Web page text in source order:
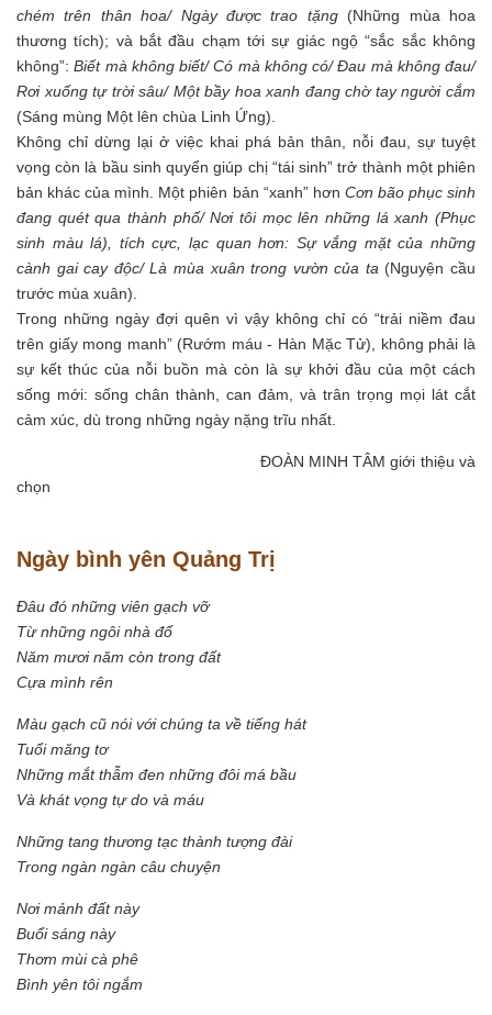
chém trên thân hoa/ Ngày được trao tặng (Những mùa hoa
thương tích); và bắt đầu chạm tới sự giác ngộ “sắc sắc không
không”:Biết mà không biết/ Có mà không có/ Đau mà không đau/
Rơi xuống tự trời sâu/ Một bầy hoa xanh đang chờ tay người cắm
(Sáng mùng Một lên chùa Linh Ứng).
Không chỉ dừng lại ở việc khai phá bản thân, nỗi đau, sự tuyệt
vọng còn là bầu sinh quyển giúp chị “tái sinh” trở thành một phiên
bản khác của mình. Một phiên bản “xanh” hơn Cơn bão phục sinh
đang quét qua thành phố/ Nơi tôi mọc lên những lá xanh (Phục
sinh màu lá), tích cực, lạc quan hơn: Sự vắng mặt của những
cành gai cay độc/ Là mùa xuân trong vườn của ta (Nguyện cầu
trước mùa xuân).
Trong những ngày đợi quên vì vậy không chỉ có “trải niềm đau
trên giấy mong manh” (Rướm máu - Hàn Mặc Tử), không phải là
sự kết thúc của nỗi buồn mà còn là sự khởi đầu của một cách
sống mới: sống chân thành, can đảm, và trân trọng mọi lát cắt
cảm xúc, dù trong những ngày nặng trĩu nhất.
ĐOÀN MINH TÂM giới thiệu và
chọn
Ngày bình yên Quảng Trị
Đâu đó những viên gạch vỡ
Từ những ngôi nhà đổ
Năm mươi năm còn trong đất
Cựa mình rên
Màu gạch cũ nói với chúng ta về tiếng hát
Tuổi măng tơ
Những mắt thẫm đen những đôi má bầu
Và khát vọng tự do và máu
Những tang thương tạc thành tượng đài
Trong ngàn ngàn câu chuyện
Nơi mảnh đất này
Buổi sáng này
Thơm mùi cà phê
Bình yên tôi ngắm